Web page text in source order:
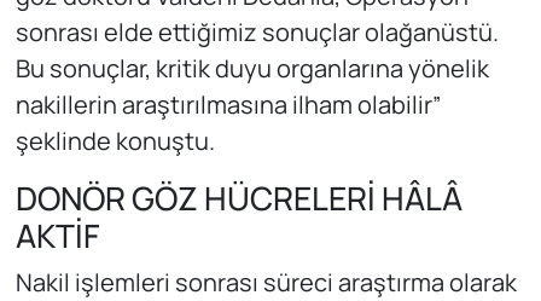
sonrası elde ettiğimiz sonuçlar olağanüstü.
Bu sonuçlar, kritik duyu organlarına yönelik
nakillerin araştırılmasına ilham olabilir”
şeklinde konuştu.
DONÖR GÖZ HÜCRELERİ HÂLÂ
AKTİF
Nakil işlemleri sonrası süreci araştırma olarak